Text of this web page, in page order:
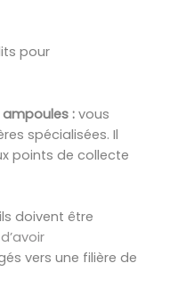
pour
ampoules : vous
spécialisées. Il
points de collecte
ils doivent être
d’avoir
vers une filière de